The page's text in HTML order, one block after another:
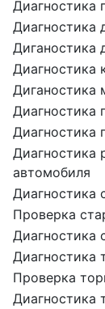
Диагностика
Диагностика
Диганостика
Диагностика
Диганостика
Диагностика
Диагностика
Диагностика
автомобиля
Диагностика
Проверка
Диагностика
Диагностика
Проверка
Диагностика